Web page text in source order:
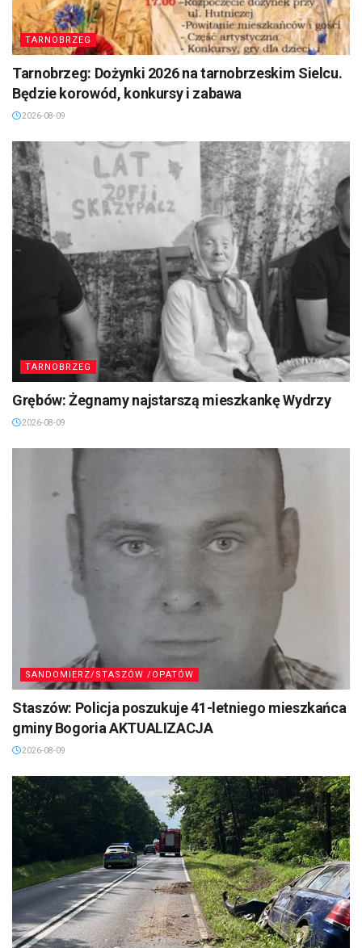
TARNOBRZEG
Tarnobrzeg: Dożynki 2026 na tarnobrzeskim Sielcu.
Będzie korowód, konkursy i zabawa
2026-08-09
TARNOBRZEG
Grębów: Żegnamy najstarszą mieszkankę Wydrzy
2026-08-09
SANDOMIERZ/STASZÓW /OPATÓW
Staszów: Policja poszukuje 41-letniego mieszkańca
gminy Bogoria AKTUALIZACJA
2026-08-09